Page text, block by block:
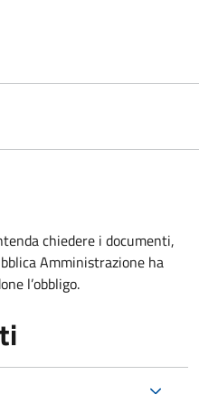
chiedere i documenti,
Amministrazione ha
l’obbligo.